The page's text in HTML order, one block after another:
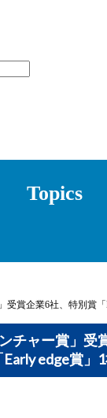
Topics
受賞企業6社、特別賞「
チャー賞」受
edge賞」